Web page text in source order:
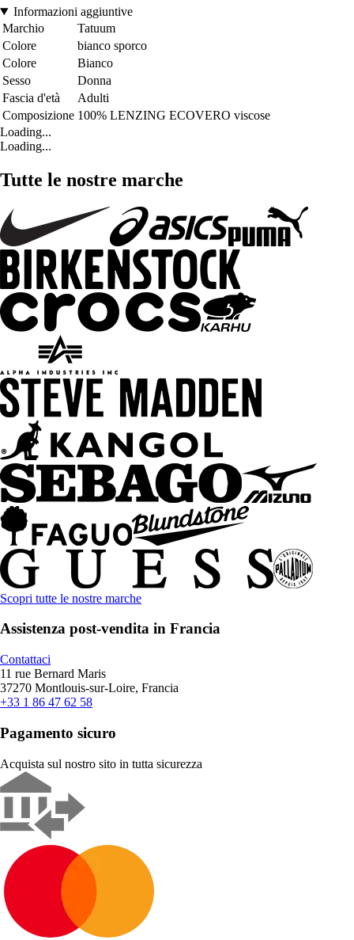
Informazioni aggiuntive
Marchio
Tatuum
Colore
bianco sporco
Colore
Bianco
Sesso
Donna
Fascia d'età
Adulti
Composizione 100% LENZING ECOVERO viscose
Loading...
Loading...
Tutte le nostre marche
Scopri tutte le nostre marche
Assistenza post-vendita in Francia
Contattaci
11 rue Bernard Maris
37270 Montlouis-sur-Loire, Francia
+33 1 86 47 62 58
Pagamento sicuro
Acquista sul nostro sito in tutta sicurezza